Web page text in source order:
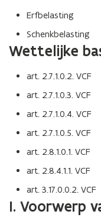
Erfbelasting
Schenkbelasting
Wettelijke
art. 2.7.1.0.2. VCF
art. 2.7.1.0.3. VCF
art. 2.7.1.0.4. VCF
art. 2.7.1.0.5. VCF
art. 2.8.1.0.1. VCF
art. 2.8.4.1.1. VCF
art. 3.17.0.0.2. VCF
I. Voorwerp